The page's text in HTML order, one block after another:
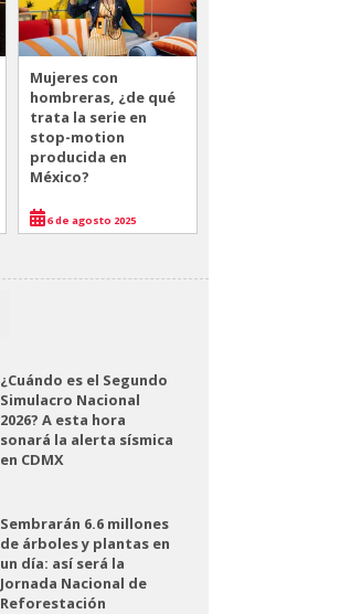
Mujeres con
hombreras, ¿de qué
trata la serie en
stop-motion
producida en
México?
6 de agosto 2025
¿Cuándo es el Segundo
Simulacro Nacional
2026? A esta hora
sonará la alerta sísmica
en CDMX
Sembrarán 6.6 millones
de árboles y plantas en
un día: así será la
Jornada Nacional de
Reforestación